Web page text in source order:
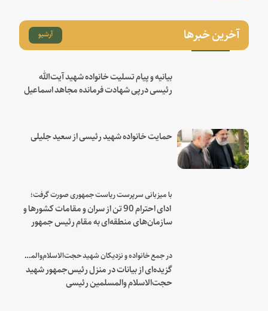
آخرین خبرها آرشیو
بیانیه و پیام تسلیت خانواده شهید آیت‌الله
رئیسی درپی شهادت فرمانده مجاهد اسماعیل
حمایت خانواده شهید رئیسی از سعید جلیلی
با میزبانی سرپرست ریاست جمهوری صورت گرفت؛
ادای احترام 90 تن از سران و مقامات کشورها و
سازمان‌های منطقه‌ای به مقام رئیس جمهور
در جمع خانواده و نزدیکان شهید حجت‌الاسلام‌والمسلمین رئیسی:
گزیده‌ای از بیانات در منزل رئیس‌جمهور شهید
حجت‌الاسلام والمسلمین رئیسی